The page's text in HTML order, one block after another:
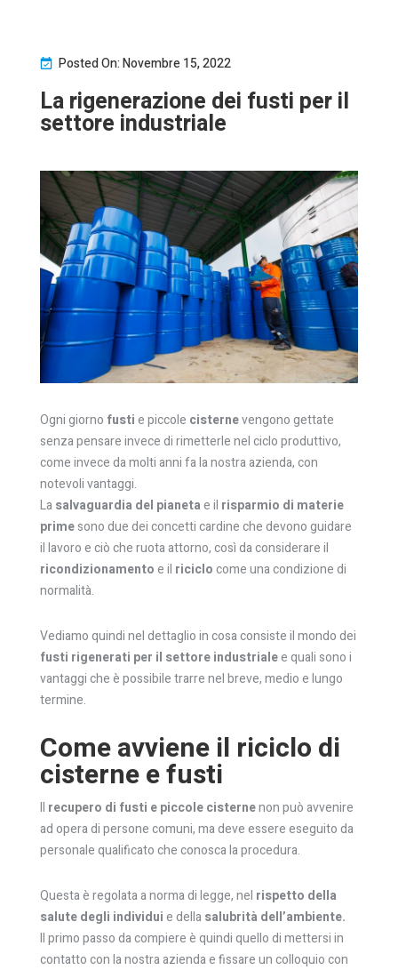
Posted On: Novembre 15, 2022
La rigenerazione dei fusti per il
settore industriale
Ogni giorno fustie piccole cisternevengono gettate
senza pensare invece di rimetterle nel ciclo produttivo,
come invece da molti anni fa la nostra azienda, con
notevoli vantaggi.
Lasalvaguardia del pianetae il risparmio di materie
primesono due dei concetti cardine che devono guidare
il lavoro e ciò che ruota attorno, così da considerare il
ricondizionamentoe il riciclocome una condizione di
normalità.
Vediamo quindi nel dettaglio in cosa consiste il mondo dei
fusti rigenerati per il settore industrialee quali sono i
vantaggi che è possibile trarre nel breve, medio e lungo
termine.
Come avviene il riciclo di
cisterne e fusti
Il recupero di fusti e piccole cisternenon può avvenire
ad opera di persone comuni, ma deve essere eseguito da
personale qualificato che conosca la procedura.
Questa è regolata a norma di legge, nel rispetto della
salute degli individuie dellasalubrità dell’ambiente.
Il primo passo da compiere è quindi quello di mettersi in
contatto con la nostra azienda e fissare un colloquio con